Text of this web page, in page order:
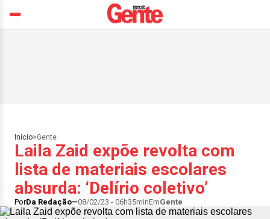
Início>Gente
Laila Zaid expõe revolta com
lista de materiais escolares
absurda: ‘Delírio coletivo’
PorDa Redação 08/02/23 - 06h35minEmGente